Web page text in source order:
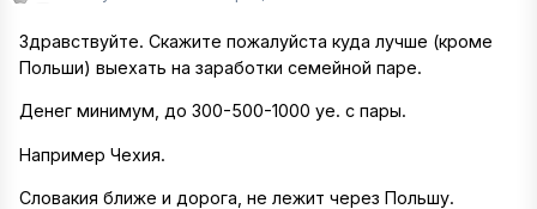
Здравствуйте. Скажите пожалуйста куда лучше (кроме
Польши) выехать на заработки семейной паре.
Денег минимум, до 300-500-1000 уе. с пары.
Например Чехия.
Словакия ближе и дорога, не лежит через Польшу.